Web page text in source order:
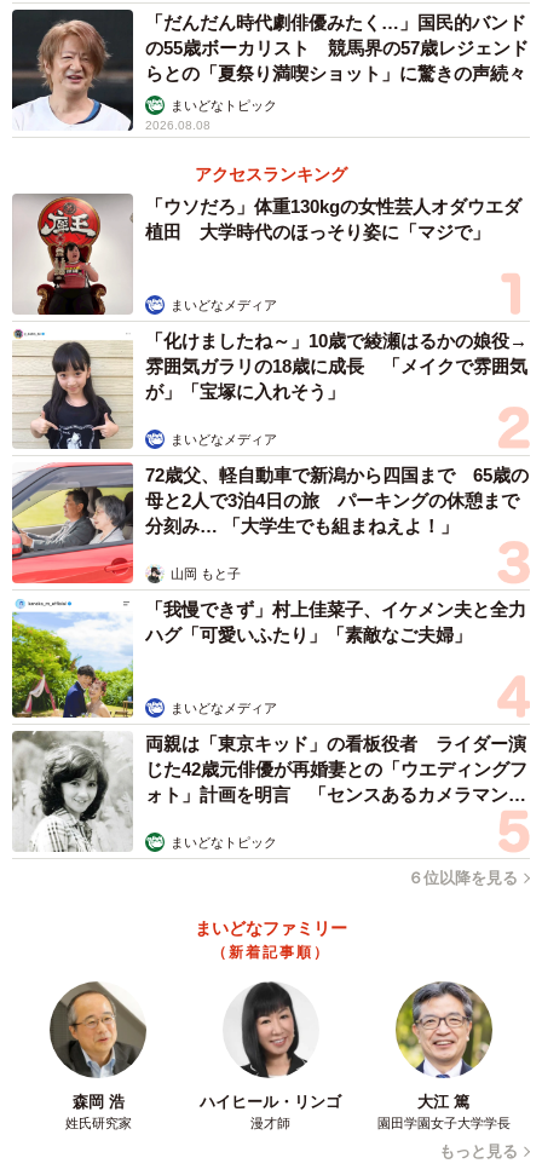
「だんだん時代劇俳優みたく…」国民的バンド
の55歳ボーカリスト 競馬界の57歳レジェンド
らとの「夏祭り満喫ショット」に驚きの声続々
まいどなトピック
2026.08.08
アクセスランキング
「ウソだろ」体重130kgの女性芸人オダウエダ
植田 大学時代のほっそり姿に「マジで」
まいどなメディア
「化けましたね～」10歳で綾瀬はるかの娘役→
雰囲気ガラリの18歳に成長 「メイクで雰囲気
が」「宝塚に入れそう」
まいどなメディア
72歳父、軽自動車で新潟から四国まで 65歳の
母と2人で3泊4日の旅 パーキングの休憩まで
分刻み… 「大学生でも組まねえよ！」
山岡 もと子
「我慢できず」村上佳菜子、イケメン夫と全力
ハグ「可愛いふたり」「素敵なご夫婦」
まいどなメディア
両親は「東京キッド」の看板役者 ライダー演
じた42歳元俳優が再婚妻との「ウエディングフ
ォト」計画を明言 「センスあるカメラマン求
まいどなトピック
６位以降を見る
まいどなファミリー
（新着記事順）
森岡 浩
姓氏研究家
ハイヒール・リンゴ
漫才師
大江 篤
園田学園女子大学学長
もっと見る